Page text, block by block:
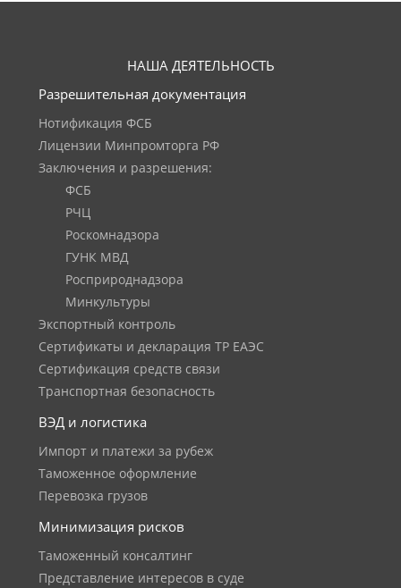
НАША ДЕЯТЕЛЬНОСТЬ
Разрешительная документация
Нотификация ФСБ
Лицензии Минпромторга РФ
Заключения и разрешения:
ФСБ
РЧЦ
Роскомнадзора
ГУНК МВД
Росприроднадзора
Минкультуры
Экспортный контроль
Сертификаты и декларация ТР ЕАЭС
Сертификация средств связи
Транспортная безопасность
ВЭД и логистика
Импорт и платежи за рубеж
Таможенное оформление
Перевозка грузов
Минимизация рисков
Таможенный консалтинг
Представление интересов в суде